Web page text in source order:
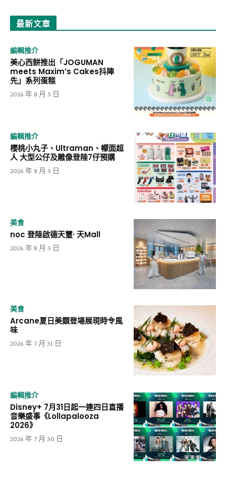
最新文章
編輯推介
美心西餅推出「JOGUMAN
meets Maxim’s Cakes抖陣
先」系列蛋糕
2026 年 8 月 5 日
編輯推介
櫻桃小丸子、Ultraman、幪面超
人 大型公仔及雕像登陸7仔預購
2026 年 8 月 5 日
美食
noc 登陸啟德天璽· 天Mall
2026 年 8 月 3 日
美食
Arcane夏日美饌登場展現時令風
味
2026 年 7 月 31 日
編輯推介
Disney+ 7月31日起一連四日直播
音樂盛事《Lollapalooza
2026》
2026 年 7 月 30 日